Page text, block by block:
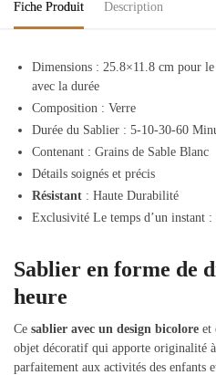
Fiche Produit Description
Dimensions : 25.8×11.8 cm pour
avec la durée
Composition : Verre
Durée du Sablier : 5-10-30-60
Contenant : Grains de Sable Blanc
Détails soignés et précis
Résistant : Haute Durabilité
Exclusivité Le temps d’un instant :
Sablier en forme de
heure
Ce sablier avec un design bicolore et
objet décoratif qui apporte originalité
parfaitement aux activités des enfants